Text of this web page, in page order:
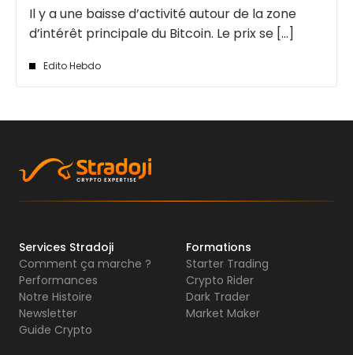
Il y a une baisse d’activité autour de la zone
d’intérêt principale du Bitcoin. Le prix se [...]
Edito Hebdo
Services Stradoji
Comment ça marche ?
Performances
Notre Histoire
Newsletter
Guide Crypto
Formations
Starter Trading
Crypto Rider
Dark Trader
Market Maker